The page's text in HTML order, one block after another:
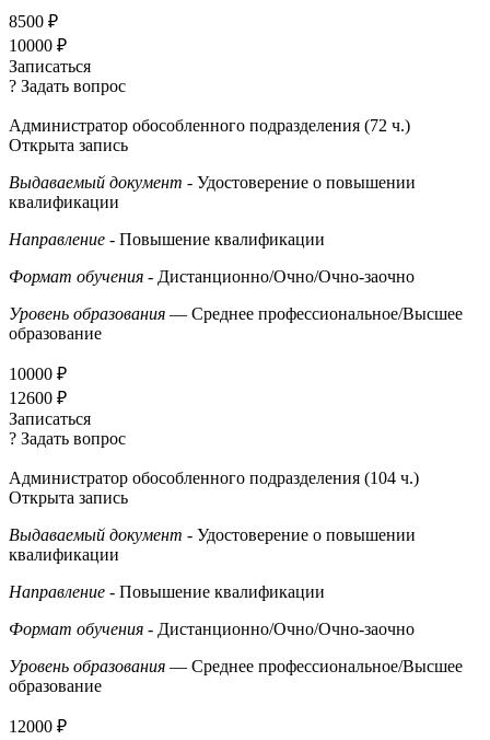
8500 ₽
10000 ₽
Записаться
? Задать вопрос
Администратор обособленного подразделения (72 ч.)
Открыта запись
Выдаваемый документ - Удостоверение о повышении
квалификации
Направление - Повышение квалификации
Формат обучения - Дистанционно/Очно/Очно-заочно
Уровень образования — Среднее профессиональное/Высшее
образование
10000 ₽
12600 ₽
Записаться
? Задать вопрос
Администратор обособленного подразделения (104 ч.)
Открыта запись
Выдаваемый документ - Удостоверение о повышении
квалификации
Направление - Повышение квалификации
Формат обучения - Дистанционно/Очно/Очно-заочно
Уровень образования — Среднее профессиональное/Высшее
образование
12000 ₽